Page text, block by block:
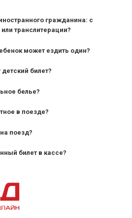
гражданина: с
транслитерации?
может ездить один?
следования — от 10 лет и
— от 7 лет.
билет?
белье?
в поезде?
поезд?
билет в кассе?
номер заказа;
личности пассажира, на